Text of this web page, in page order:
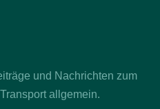
und Nachrichten zum
allgemein.